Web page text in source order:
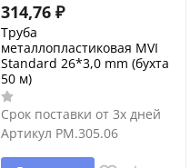
314,76 ₽
Труба
металлопластиковая MVI
Standard 26*3,0 mm (бухта
50 м)
Срок поставки от 3х дней
Артикул PM.305.06